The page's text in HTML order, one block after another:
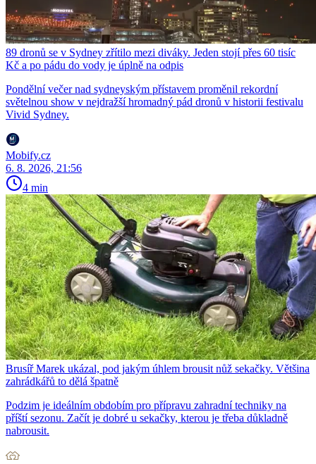
89 dronů se v Sydney zřítilo mezi diváky. Jeden stojí přes 60 tisíc
Kč a po pádu do vody je úplně na odpis
Pondělní večer nad sydneyským přístavem proměnil rekordní
světelnou show v nejdražší hromadný pád dronů v historii festivalu
Vivid Sydney.
Mobify.cz
6. 8. 2026, 21:56
4 min
Brusíř Marek ukázal, pod jakým úhlem brousit nůž sekačky. Většina
zahrádkářů to dělá špatně
Podzim je ideálním obdobím pro přípravu zahradní techniky na
příští sezonu. Začít je dobré u sekačky, kterou je třeba důkladně
nabrousit.